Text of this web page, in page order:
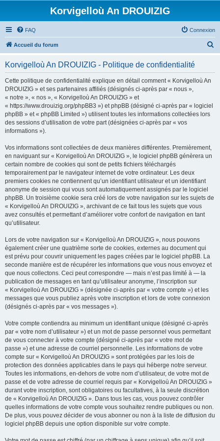
Korvigelloù An DROUIZIG
FAQ Connexion
Accueil du forum
Korvigelloù An DROUIZIG - Politique de confidentialité
Cette politique de confidentialité explique en détail comment « Korvigelloù An
DROUIZIG » et ses partenaires affiliés (désignés ci-après par « nous »,
« notre », « nos », « Korvigelloù An DROUIZIG » et
« https://www.drouizig.org/phpBB3 ») et phpBB (désigné ci-après par « logiciel
phpBB » et « phpBB Limited ») utilisent toutes les informations collectées lors
des sessions d’utilisation de votre part (désignées ci-après par « vos
informations »).
Vos informations sont collectées de deux manières différentes. Premièrement,
en naviguant sur « Korvigelloù An DROUIZIG », le logiciel phpBB génèrera un
certain nombre de cookies qui sont de petits fichiers téléchargés
temporairement par le navigateur internet de votre ordinateur. Les deux
premiers cookies ne contiennent qu’un identifiant utilisateur et un identifiant
anonyme de session qui vous sont automatiquement assignés par le logiciel
phpBB. Un troisième cookie sera créé lors de votre navigation sur les sujets de
« Korvigelloù An DROUIZIG », archivant de ce fait tous les sujets que vous
avez consultés et permettant d’améliorer votre confort de navigation en tant
qu’utilisateur.
Lors de votre navigation sur « Korvigelloù An DROUIZIG », nous pouvons
également créer une quatrième sorte de cookies, externes au document qui
est prévu pour couvrir uniquement les pages créées par le logiciel phpBB. La
seconde manière est de récupérer les informations que vous nous envoyez et
que nous collectons. Ceci peut correspondre — mais n’est pas limité à — la
publication de messages en tant qu’utilisateur anonyme, l’inscription sur
« Korvigelloù An DROUIZIG » (désignée ci-après par « votre compte ») et les
messages que vous publiez après votre inscription et lors de votre connexion
(désignés ci-après par « vos messages »).
Votre compte contiendra au minimum un identifiant unique (désigné ci-après
par « votre nom d’utilisateur ») et un mot de passe personnel vous permettant
de vous connecter à votre compte (désigné ci-après par « votre mot de
passe ») et une adresse de courriel personnelle. Les informations de votre
compte sur « Korvigelloù An DROUIZIG » sont protégées par les lois de
protection des données applicables dans le pays qui héberge notre serveur.
Toutes les informations, en-dehors de votre nom d’utilisateur, de votre mot de
passe et de votre adresse de courriel requis par « Korvigelloù An DROUIZIG »
durant votre inscription, sont obligatoires ou facultatives, à la seule discrétion
de « Korvigelloù An DROUIZIG ». Dans tous les cas, vous pouvez contrôler
quelles informations de votre compte vous souhaitez rendre publiques ou non.
De plus, vous pouvez décider de vous abonner ou non à la liste de diffusion du
logiciel phpBB depuis une option disponible sur votre compte.